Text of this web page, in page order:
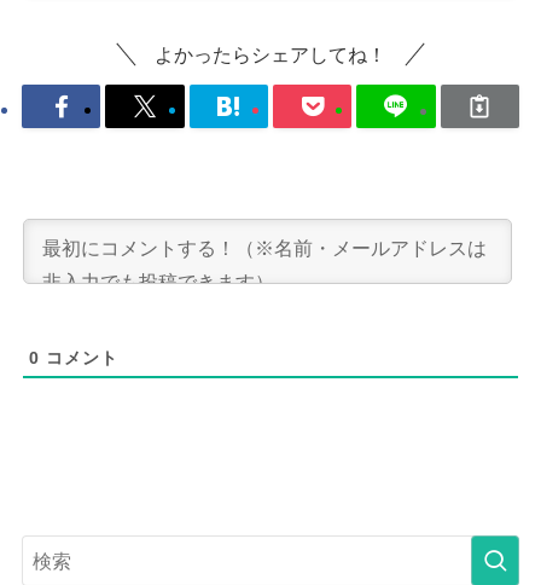
よかったらシェアしてね！
0 コメント